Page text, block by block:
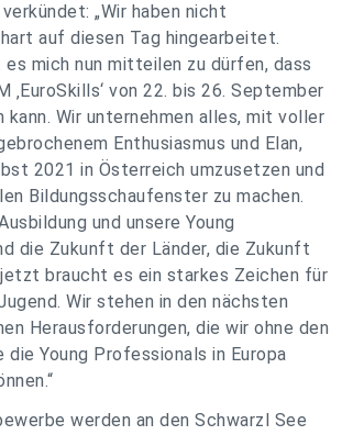
„Wir haben nicht
auf diesen Tag hingearbeitet.
mich nun mitteilen zu dürfen, dass
‚EuroSkills‘ von 22. bis 26. September
Wir unternehmen alles, mit voller
Enthusiasmus und Elan,
2021 in Österreich umzusetzen und
Bildungsschaufenster zu machen.
und unsere Young
die Zukunft der Länder, die Zukunft
jetzt braucht es ein starkes Zeichen für
Wir stehen in den nächsten
Herausforderungen, die wir ohne den
die Young Professionals in Europa
werden an den Schwarzl See